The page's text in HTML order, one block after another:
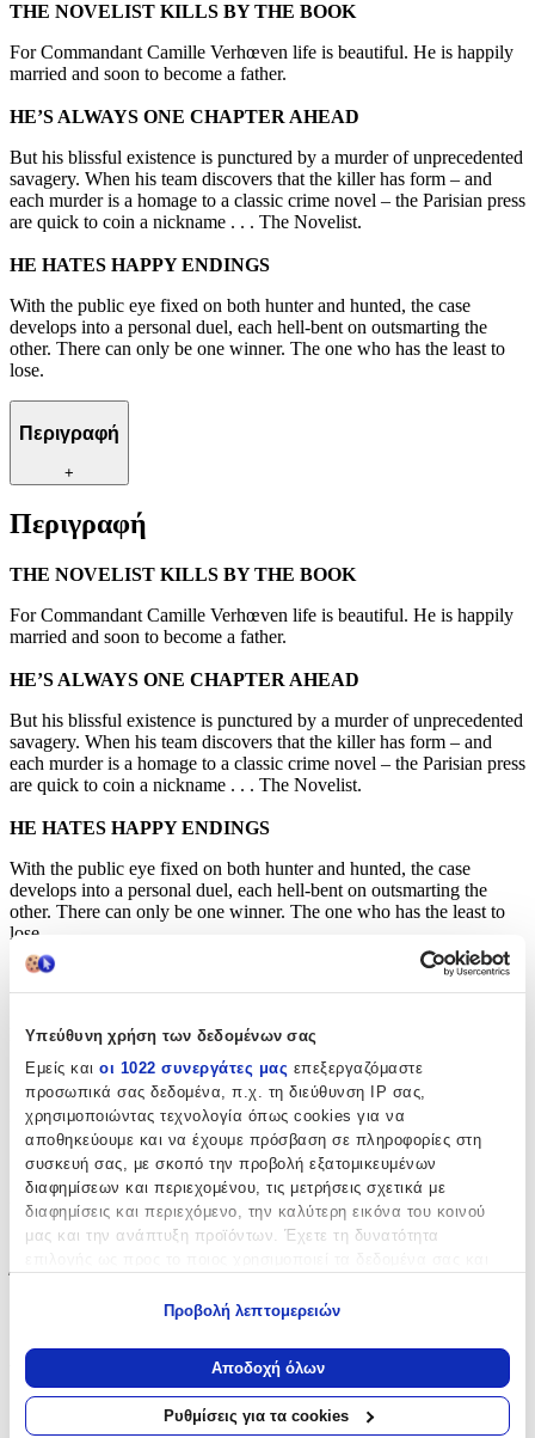
Υπεύθυνη χρήση των δεδομένων σας
Εμείς και οι 1022 συνεργάτες μας επεξεργαζόμαστε
προσωπικά σας δεδομένα, π.χ. τη διεύθυνση IP σας,
χρησιμοποιώντας τεχνολογία όπως cookies για να
αποθηκεύουμε και να έχουμε πρόσβαση σε πληροφορίες στη
συσκευή σας, με σκοπό την προβολή εξατομικευμένων
διαφημίσεων και περιεχομένου, τις μετρήσεις σχετικά με
διαφημίσεις και περιεχόμενο, την καλύτερη εικόνα του κοινού
μας και την ανάπτυξη προϊόντων. Έχετε τη δυνατότητα
Να συλλέξουμε πληροφορίες σχετικά με τη γεωγραφική
σας τοποθεσία, οι οποίες μπορεί να είναι ακριβείς σε
απόσταση μερικών μέτρων
Να αναγνωρίσουμε τη συσκευή σας σαρώνοντας ενεργά
Προβολή λεπτομερειών
Αποδοχή όλων
Ρυθμίσεις για τα cookies
THE NOVELIST KILLS BY THE BOOK
For Commandant Camille Verhœven life is beautiful. He is happily
married and soon to become a father.
HE’S ALWAYS ONE CHAPTER AHEAD
But his blissful existence is punctured by a murder of unprecedented
savagery. When his team discovers that the killer has form – and
each murder is a homage to a classic crime novel – the Parisian press
are quick to coin a nickname . . . The Novelist.
HE HATES HAPPY ENDINGS
With the public eye fixed on both hunter and hunted, the case
develops into a personal duel, each hell-bent on outsmarting the
other. There can only be one winner. The one who has the least to
lose.
Περιγραφή
+
Περιγραφή
THE NOVELIST KILLS BY THE BOOK
For Commandant Camille Verhœven life is beautiful. He is happily
married and soon to become a father.
HE’S ALWAYS ONE CHAPTER AHEAD
But his blissful existence is punctured by a murder of unprecedented
savagery. When his team discovers that the killer has form – and
each murder is a homage to a classic crime novel – the Parisian press
are quick to coin a nickname . . . The Novelist.
HE HATES HAPPY ENDINGS
With the public eye fixed on both hunter and hunted, the case
develops into a personal duel, each hell-bent on outsmarting the
other. There can only be one winner. The one who has the least to
lose.
Χαρακτηριστικά
Συγγραφέας:
Pierre Lemaitre
Εκδότης:
MacLehose Press
Ημερομηνία Έκδοσης:
12/07/2016
Έτος Έκδοσης:
Αριθμός Σελίδων
400